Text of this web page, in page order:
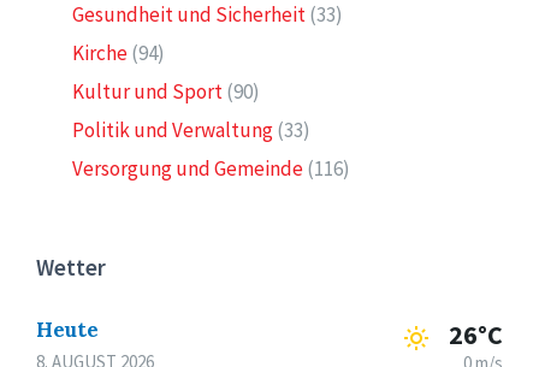
Gesundheit und Sicherheit(33)
Kirche(94)
Kultur und Sport(90)
Politik und Verwaltung(33)
Versorgung und Gemeinde(116)
Wetter
Heute
8. AUGUST 2026
26°C